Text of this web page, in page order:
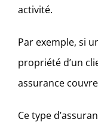
activité.
Par exemple, si
propriété d’un
assurance
Ce type